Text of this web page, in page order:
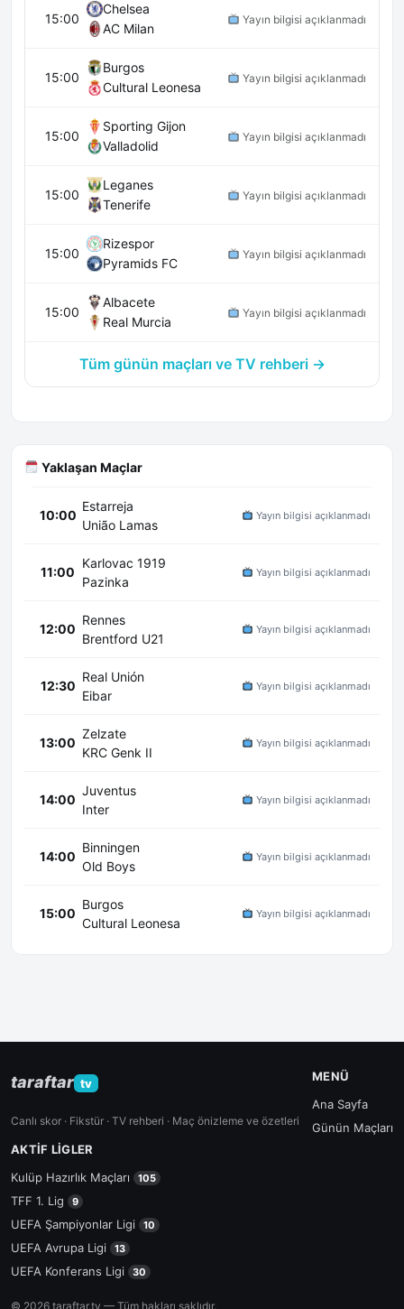
15:00
Chelsea
AC Milan
Yayın bilgisi açıklanmadı
15:00
Burgos
Cultural Leonesa
Yayın bilgisi açıklanmadı
15:00
Sporting Gijon
Valladolid
Yayın bilgisi açıklanmadı
15:00
Leganes
Tenerife
Yayın bilgisi açıklanmadı
15:00
Rizespor
Pyramids FC
Yayın bilgisi açıklanmadı
15:00
Albacete
Real Murcia
Yayın bilgisi açıklanmadı
Tüm günün maçları ve TV rehberi →
Yaklaşan Maçlar
10:00
Estarreja
União Lamas
Yayın bilgisi açıklanmadı
11:00
Karlovac 1919
Pazinka
Yayın bilgisi açıklanmadı
12:00
Rennes
Brentford U21
Yayın bilgisi açıklanmadı
12:30
Real Unión
Eibar
Yayın bilgisi açıklanmadı
13:00
Zelzate
KRC Genk II
Yayın bilgisi açıklanmadı
14:00
Juventus
Inter
Yayın bilgisi açıklanmadı
14:00
Binningen
Old Boys
Yayın bilgisi açıklanmadı
15:00
Burgos
Cultural Leonesa
Yayın bilgisi açıklanmadı
taraftar tv
Canlı skor · Fikstür · TV rehberi · Maç önizleme ve özetleri
MENÜ
Ana Sayfa
Günün Maçları
AKTIF LIGLER
Kulüp Hazırlık Maçları
105
TFF 1. Lig 9
UEFA Şampiyonlar Ligi 10
UEFA Avrupa Ligi 13
UEFA Konferans Ligi 30
© 2026 taraftar.tv — Tüm hakları saklıdır.